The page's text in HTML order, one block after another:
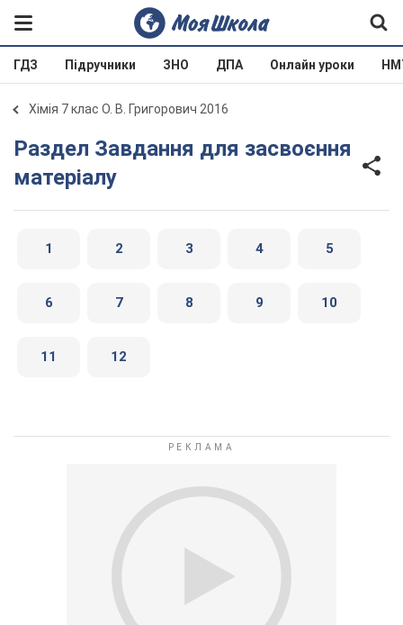
ГДЗ Підручники ЗНО ДПА Онлайн уроки
Хімія 7 клас О. В. Григорович 2016
Раздел Завдання для засвоєння
матеріалу
1 2 3 4 5
6 7 8 9 10
11 12